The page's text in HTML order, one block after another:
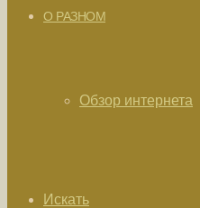
О РАЗНОМ
Обзор интернета
Искать